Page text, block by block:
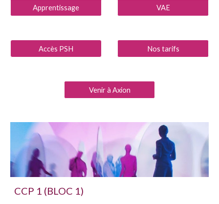
Apprentissage VAE
Accès PSH Nos tarifs
Venir à Axion
CCP 1 (BLOC 1)